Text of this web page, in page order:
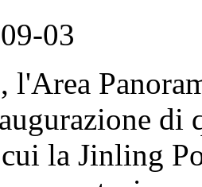
03
l'Area
di
la Jinling